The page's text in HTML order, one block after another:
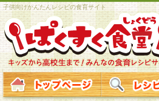
子供向けかんたんレシピの食育サイト